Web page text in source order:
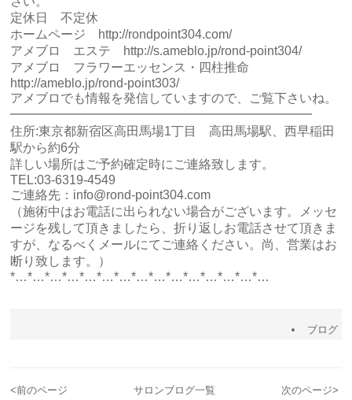
定休日 不定休
ホームページ
http://rondpoint304.com/
アメブロ エステ
http://s.ameblo.jp/rond-point304/
アメブロ フラワーエッセンス・四柱推命
http://ameblo.jp/rond-point303/
アメブロでも情報を発信していますので、ご覧下さいね。
━━━━━━━━━━━━━━━━━━━━━━━━
住所:東京都新宿区高田馬場1丁目 高田馬場駅、西早稲田
駅から約6分
詳しい場所はご予約確定時にご連絡致します。
TEL:03-6319-4549
ご連絡先：info@rond-point304.com
（施術中はお電話に出られない場合がございます。メッセ
ージを残して頂きましたら、折り返しお電話させて頂きま
すが、なるべくメールにてご連絡ください。尚、営業はお
断り致します。）
*…*…*…*…*…*…*…*…*…*…*…*…*…*…*…
ブログ
<前のページ サロンブログ一覧 次のページ>